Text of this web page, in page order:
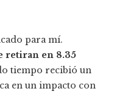
para mí.
retiran en 8.35
tiempo recibió un
en un impacto con